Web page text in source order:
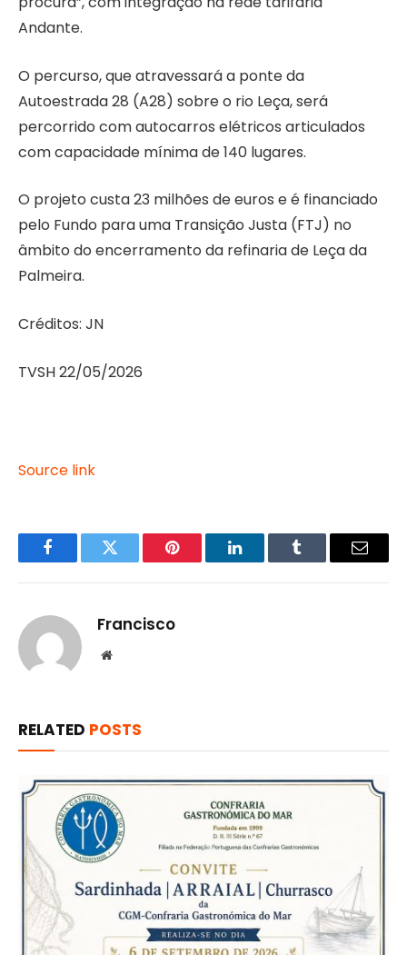
Andante.
O percurso, que atravessará a ponte da
Autoestrada 28 (A28) sobre o rio Leça, será
percorrido com autocarros elétricos articulados
com capacidade mínima de 140 lugares.
O projeto custa 23 milhões de euros e é financiado
pelo Fundo para uma Transição Justa (FTJ) no
âmbito do encerramento da refinaria de Leça da
Palmeira.
Créditos: JN
TVSH 22/05/2026
Source link
FacebookTwitter Pinterest LinkedInTumblr Email
Francisco
Website
RELATED POSTS